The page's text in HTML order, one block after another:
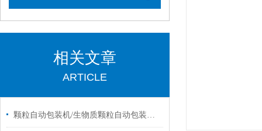
相关文章
ARTICLE
颗粒自动包装机/生物质颗粒自动包装机厂家批发价